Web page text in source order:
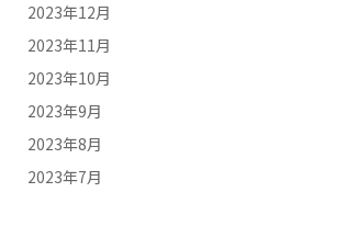
2023年12月
2023年11月
2023年10月
2023年9月
2023年8月
2023年7月